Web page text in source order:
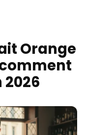
Orange